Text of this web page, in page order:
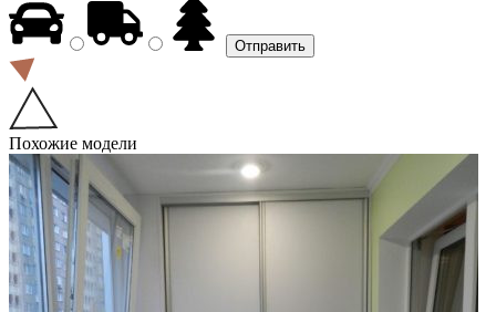
Похожие модели